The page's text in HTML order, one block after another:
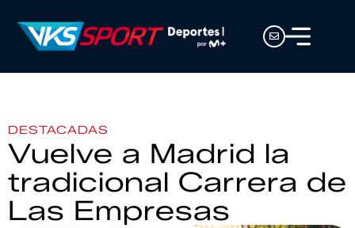
DESTACADAS
Vuelve a Madrid la
tradicional Carrera de
Las Empresas